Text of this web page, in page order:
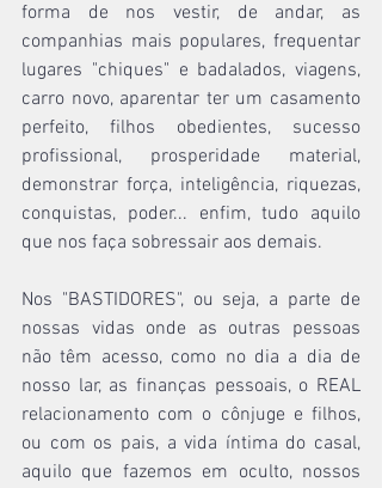
forma de nos vestir, de andar, as
companhias mais populares, frequentar
lugares "chiques" e badalados, viagens,
carro novo, aparentar ter um casamento
perfeito, filhos obedientes, sucesso
profissional, prosperidade material,
demonstrar força, inteligência, riquezas,
conquistas, poder... enfim, tudo aquilo
que nos faça sobressair aos demais.
Nos "BASTIDORES", ou seja, a parte de
nossas vidas onde as outras pessoas
não têm acesso, como no dia a dia de
nosso lar, as finanças pessoais, o REAL
relacionamento com o cônjuge e filhos,
ou com os pais, a vida íntima do casal,
aquilo que fazemos em oculto, nossos